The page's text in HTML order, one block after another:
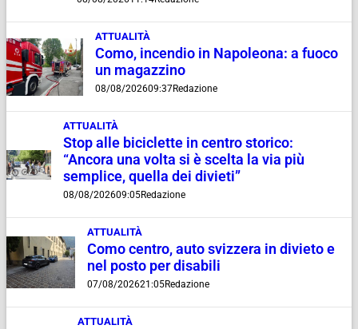
ATTUALITÀ
Como, incendio in Napoleona: a fuoco
un magazzino
08/08/202609:37Redazione
ATTUALITÀ
Stop alle biciclette in centro storico:
“Ancora una volta si è scelta la via più
semplice, quella dei divieti”
08/08/202609:05Redazione
ATTUALITÀ
Como centro, auto svizzera in divieto e
nel posto per disabili
07/08/202621:05Redazione
ATTUALITÀ